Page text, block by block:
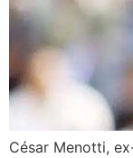
César Menotti,